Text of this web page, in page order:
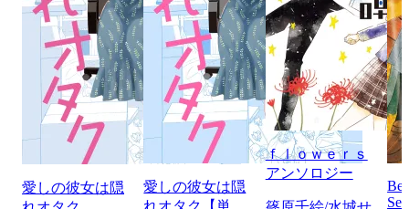
愛しの彼女は隠
愛しの彼女は隠
れオタク【単
ｆｌｏｗｅｒｓ
アンソロジー